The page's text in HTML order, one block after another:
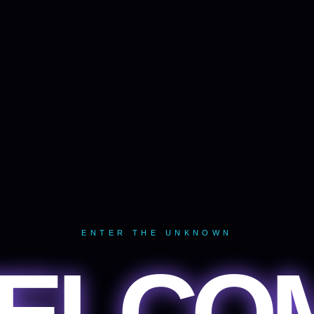
ENTER THE UNKNOWN